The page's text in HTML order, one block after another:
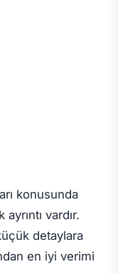
konusunda
vardır.
detaylara
en iyi verimi